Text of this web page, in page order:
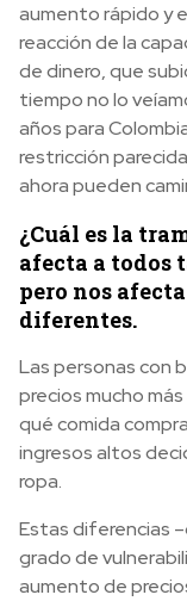
aumento rápido y
reacción de la
de dinero, que
tiempo no lo
años para
restricción
ahora pueden
¿Cuál es la
afecta a todos
pero nos
diferentes.
Las personas con
precios mucho
qué comida
ingresos altos
ropa.
Estas diferencias
grado de
aumento de